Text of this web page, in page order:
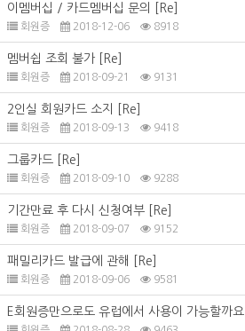
이멤버십 / 카드멤버십 문의 [Re]
회원증 2018-12-06 8918
멤버쉽 조회 불가 [Re]
회원증 2018-09-21 9131
2인실 회원카드 소지 [Re]
회원증 2018-09-13 9418
그룹카드 [Re]
회원증 2018-09-10 9288
기간만료 후 다시 신청여부 [Re]
회원증 2018-09-07 9152
패밀리카드 발급에 관해 [Re]
회원증 2018-09-06 9581
E회원증만으로도 유럽에서 사용이 가능할까요